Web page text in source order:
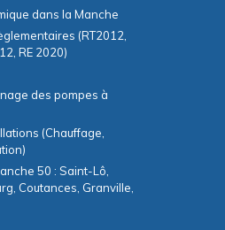
dans la Manche
(RT2012,
RE 2020)
des pompes à
(Chauffage,
50 : Saint-Lô,
Coutances, Granville,